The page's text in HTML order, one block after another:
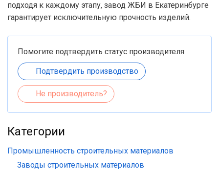
подходя к каждому этапу, завод ЖБИ в Екатеринбурге
гарантирует исключительную прочность изделий.
Помогите подтвердить статус производителя
Подтвердить производство
Не производитель?
Категории
Промышленность строительных материалов
Заводы строительных материалов